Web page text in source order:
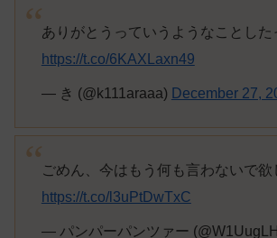
ありがとうっていうようなことした
https://t.co/6KAXLaxn49
— き (@k111araaa) December 27,
ごめん、今はもう何も言わないで欲
https://t.co/l3uPtDwTxC
— パンパーパンツァー